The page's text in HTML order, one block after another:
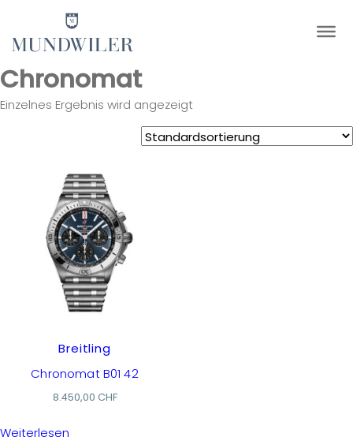
×
Chronomat
Einzelnes Ergebnis wird angezeigt
Breitling
Chronomat B01 42
8.450,00 CHF
Weiterlesen